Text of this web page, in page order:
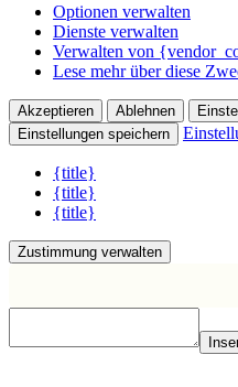
Optionen verwalten
Dienste verwalten
Verwalten von
Lese mehr über diese
Akzeptieren Ablehnen
Einstellungen speichern
{title}
{title}
{title}
Zustimmung verwalten